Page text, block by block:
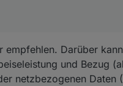
Darüber
und Bezug
netzbezogenen Daten